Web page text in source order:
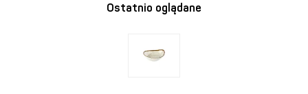
Ostatnio oglądane